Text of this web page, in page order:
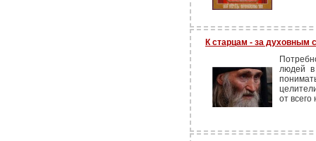
К старцам - за духовным
людей в
от всего